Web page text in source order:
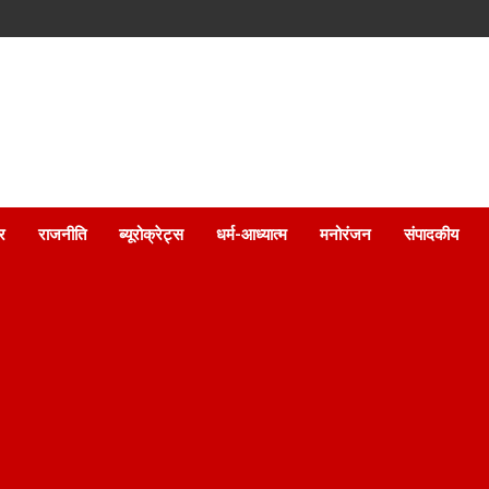
राजनीति ब्यूरोक्रेट्स धर्म-आध्यात्म मनोरंजन संपादकीय